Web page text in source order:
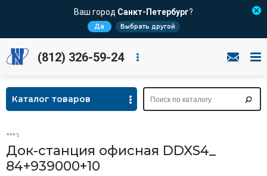
Ваш город Санкт-Петербург?
Да Выбрать другой
(812) 326-59-24
Каталог товаров
Док-станция офисная DDXS4_
84+939000+10